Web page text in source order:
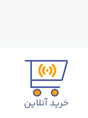
خرید آنلاین